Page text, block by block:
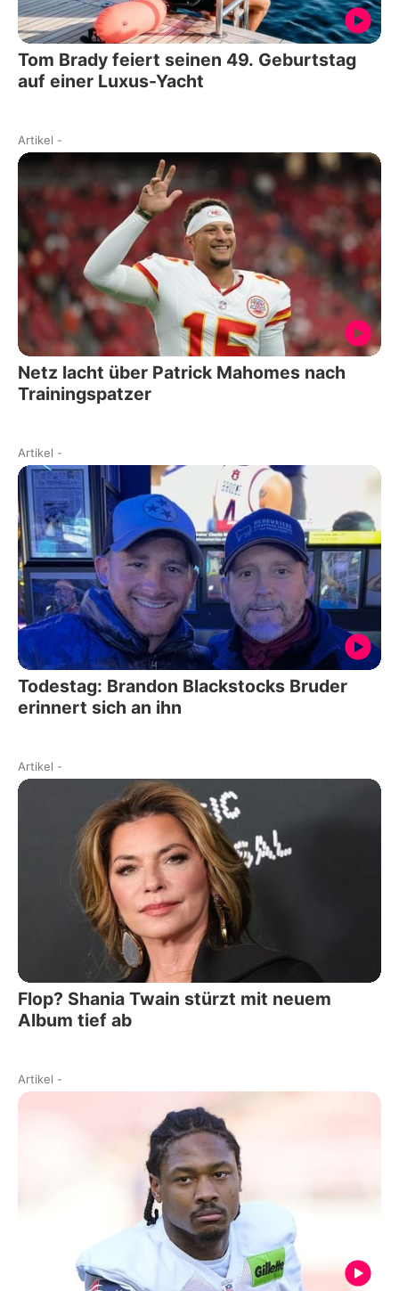
Tom Brady feiert seinen 49. Geburtstag
auf einer Luxus-Yacht
Artikel -
Netz lacht über Patrick Mahomes nach
Trainingspatzer
Artikel -
Todestag: Brandon Blackstocks Bruder
erinnert sich an ihn
Artikel -
Flop? Shania Twain stürzt mit neuem
Album tief ab
Artikel -